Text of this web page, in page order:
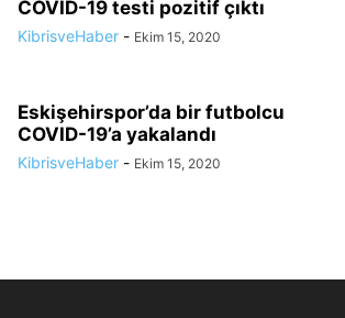
COVID-19 testi pozitif çıktı
KibrisveHaber - Ekim 15, 2020
Eskişehirspor’da bir futbolcu
COVID-19’a yakalandı
KibrisveHaber - Ekim 15, 2020